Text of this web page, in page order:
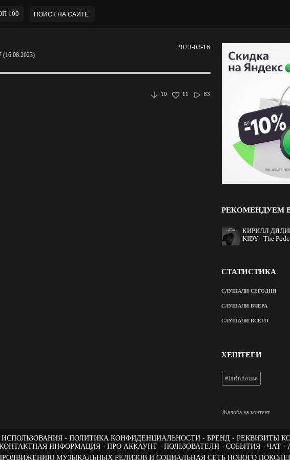
100
2023-08-16
(16.08.2023)
83
11
10
РЕКОМЕНДУЕМ
КИРИЛЛ
KIDY - The
СТАТИСТИКА
СЛУШАЛИ СЕГОДНЯ
СЛУШАЛИ ВЧЕРА
СЛУШАЛИ ВСЕГО
ХЕШТЕГИ
#latinhouse
Жалоба на контент
ПОЛИТИКА КОНФИДЕНЦИАЛЬНОСТИ БРЕНД РЕКВИЗИТЫ
ИНФОРМАЦИЯ ПРО АККАУНТ ПОЛЬЗОВАТЕЛИ СОБЫТИЯ ЧАТ
ПРОДВИЖЕНИЮ МУЗЫКАЛЬНЫХ РЕЛИЗОВ И СОЦИАЛЬНАЯ СЕТЬ НОВОГО